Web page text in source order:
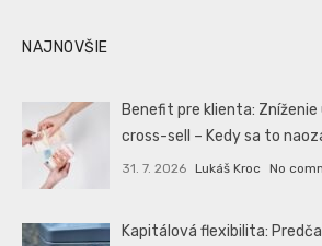
NAJNOVŠIE
Benefit pre klienta:
cross-sell – Kedy sa to
31. 7. 2026 Lukáš Kroc No
Kapitálová flexibilita: